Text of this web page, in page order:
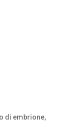
di embrione,